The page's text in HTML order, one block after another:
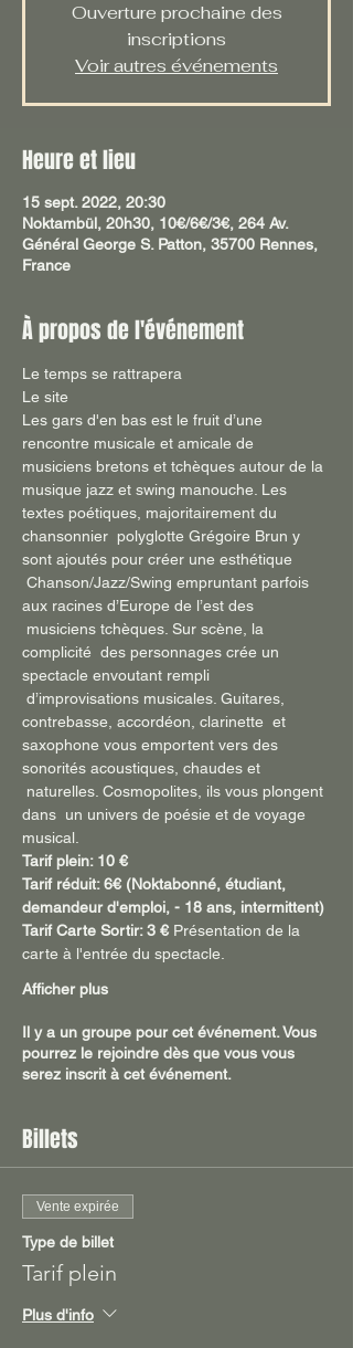
Ouverture prochaine des
inscriptions
Voir autres événements
Heure et lieu
15 sept. 2022, 20:30
Noktambül, 20h30, 10€/6€/3€, 264 Av.
Général George S. Patton, 35700 Rennes,
France
À propos de l'événement
Le temps se rattrapera
Le site
Les gars d'en bas est le fruit d’une
rencontre musicale et amicale de
musiciens bretons et tchèques autour de la
musique jazz et swing manouche. Les
textes poétiques, majoritairement du
chansonnier  polyglotte Grégoire Brun y
sont ajoutés pour créer une esthétique
Chanson/Jazz/Swing empruntant parfois
aux racines d’Europe de l’est des
musiciens tchèques. Sur scène, la
complicité  des personnages crée un
spectacle envoutant rempli
d’improvisations musicales. Guitares,
contrebasse, accordéon, clarinette  et
saxophone vous emportent vers des
sonorités acoustiques, chaudes et
naturelles. Cosmopolites, ils vous plongent
dans  un univers de poésie et de voyage
musical.
Tarif plein: 10 €
Tarif réduit: 6€ (Noktabonné, étudiant,
demandeur d'emploi, - 18 ans, intermittent)
Tarif Carte Sortir: 3 € Présentation de la
carte à l'entrée du spectacle.
Afficher plus
Il y a un groupe pour cet événement. Vous
pourrez le rejoindre dès que vous vous
serez inscrit à cet événement.
Billets
Vente expirée
Type de billet
Tarif plein
Plus d'info